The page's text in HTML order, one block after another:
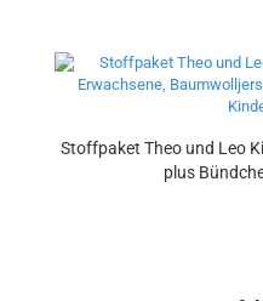
Stoffpaket Theo und Leo
plus